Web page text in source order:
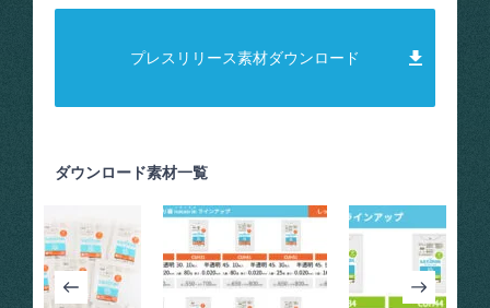
プレスリリース素材ダウンロード
ダウンロード素材一覧